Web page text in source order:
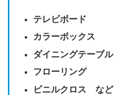
テレビボード
カラーボックス
ダイニングテーブル
フローリング
ビニルクロス など